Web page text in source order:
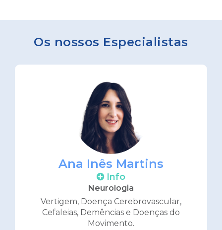
Os nossos Especialistas
Ana Inês Martins
Info
Neurologia
Vertigem, Doença Cerebrovascular,
Cefaleias, Demências e Doenças do
Movimento.